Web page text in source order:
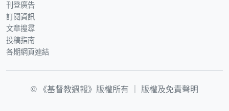
刊登廣告
訂閱資訊
文章搜尋
投稿指南
各期網頁連結
© 《基督教週報》版權所有 ｜ 版權及免責聲明